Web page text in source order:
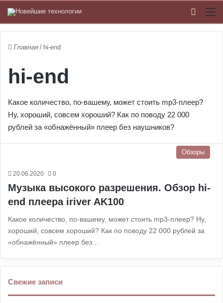
Главная / hi-end
hi-end
Какое количество, по-вашему, может стоить mp3-плеер?
Ну, хороший, совсем хороший? Как по поводу 22 000
рублей за «обнажённый» плеер без наушников?
Обзоры
20.06.2020 0
Музыка высокого разрешения. Обзор hi-
end плеера iriver AK100
Какое количество, по-вашему, может стоить mp3-плеер? Ну,
хороший, совсем хороший? Как по поводу 22 000 рублей за
«обнажённый» плеер без…
Свежие записи